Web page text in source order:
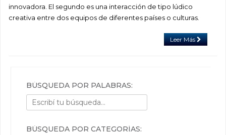
innovadora. El segundo es una interacción de tipo lúdico
creativa entre dos equipos de diferentes países o culturas.
Leer Más
BÚSQUEDA POR PALABRAS:
BÚSQUEDA POR CATEGORÍAS: